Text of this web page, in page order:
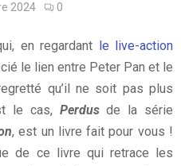
2024 0
en regardant le live-action
le lien entre Peter Pan et le
qu’il ne soit pas plus
le cas, Perdusde la série
, est un livre fait pour vous !
de ce livre qui retrace les